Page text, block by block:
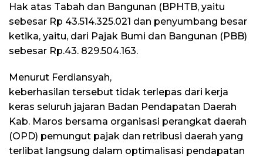
Hak atas Tabah dan Bangunan (BPHTB, yaitu
sebesar Rp 43.514.325.021 dan penyumbang besar
ketika, yaitu, dari Pajak Bumi dan Bangunan (PBB)
sebesar Rp.43. 829.504.163.
Menurut Ferdiansyah,
keberhasilan tersebut tidak terlepas dari kerja
keras seluruh jajaran Badan Pendapatan Daerah
Kab. Maros bersama organisasi perangkat daerah
(OPD) pemungut pajak dan retribusi daerah yang
terlibat langsung dalam optimalisasi pendapatan